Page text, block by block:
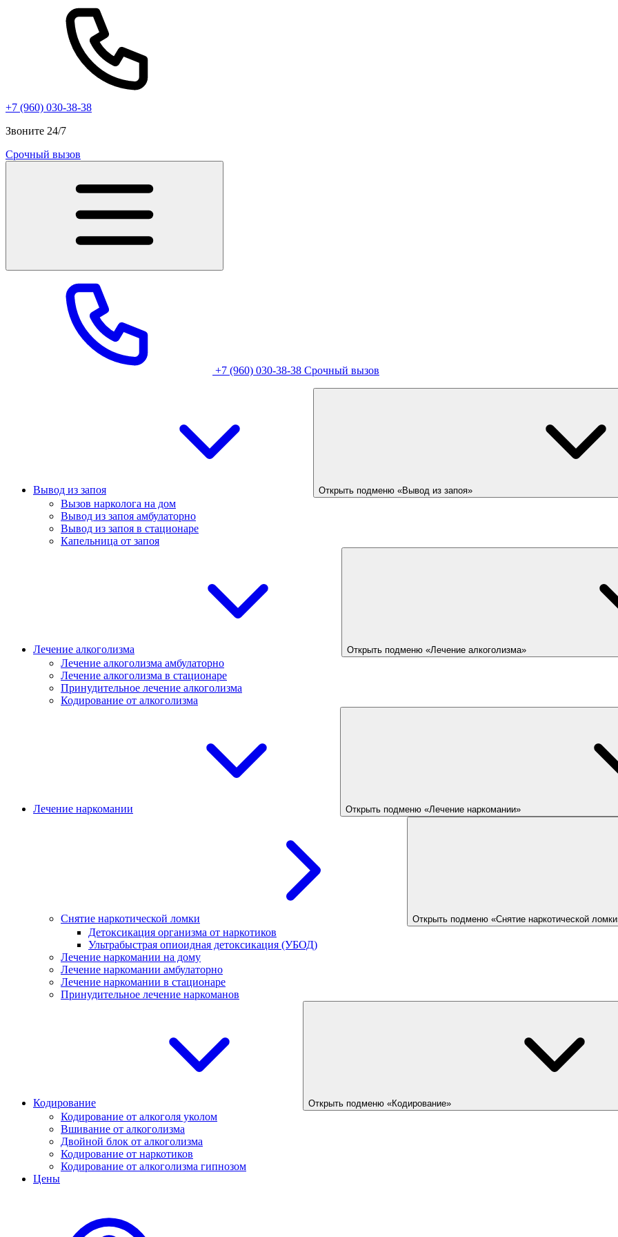
+7 (960) 030-38-38
Звоните 24/7
Срочный вызов
+7 (960) 030-38-38 Срочный вызов
Вывод из запоя Открыть подменю «Вывод из запоя»
Вызов нарколога на дом
Вывод из запоя амбулаторно
Вывод из запоя в стационаре
Капельница от запоя
Лечение алкоголизма Открыть подменю «Лечение алкоголизма»
Лечение алкоголизма амбулаторно
Лечение алкоголизма в стационаре
Принудительное лечение алкоголизма
Кодирование от алкоголизма
Лечение наркомании Открыть подменю «Лечение наркомании»
Снятие наркотической ломки Открыть подменю «Снятие наркотической
Детоксикация организма от наркотиков
Ультрабыстрая опиоидная детоксикация (УБОД)
Лечение наркомании на дому
Лечение наркомании амбулаторно
Лечение наркомании в стационаре
Принудительное лечение наркоманов
Кодирование Открыть подменю «Кодирование»
Кодирование от алкоголя уколом
Вшивание от алкоголизма
Двойной блок от алкоголизма
Кодирование от наркотиков
Кодирование от алкоголизма гипнозом
Цены